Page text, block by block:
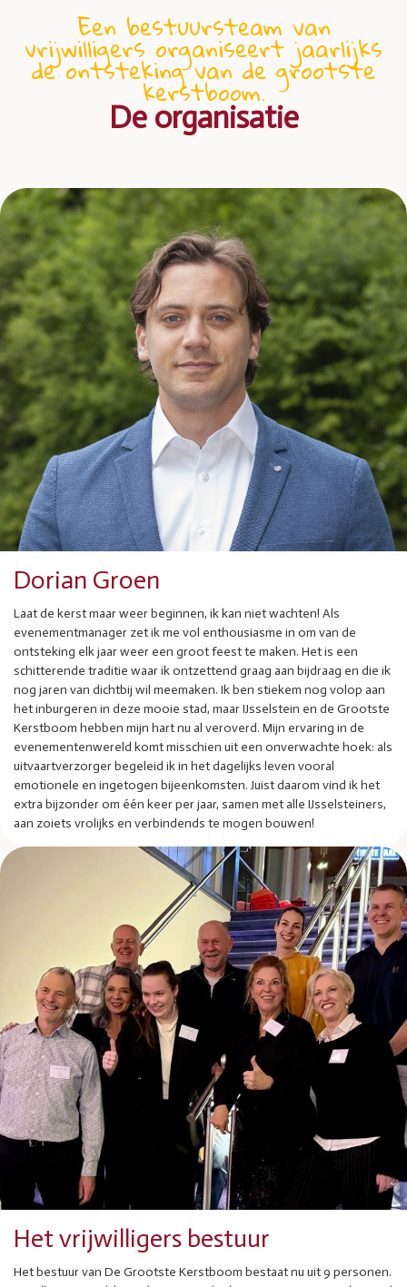
Een bestuursteam van
vrijwilligers organiseert jaarlijks
de ontsteking van de grootste
kerstboom.
De organisatie​
Dorian Groen
Laat de kerst maar weer beginnen, ik kan niet wachten! Als
evenementmanager zet ik me vol enthousiasme in om van de
ontsteking elk jaar weer een groot feest te maken. Het is een
schitterende traditie waar ik ontzettend graag aan bijdraag en die ik
nog jaren van dichtbij wil meemaken. Ik ben stiekem nog volop aan
het inburgeren in deze mooie stad, maar IJsselstein en de Grootste
Kerstboom hebben mijn hart nu al veroverd. Mijn ervaring in de
evenementenwereld komt misschien uit een onverwachte hoek: als
uitvaartverzorger begeleid ik in het dagelijks leven vooral
emotionele en ingetogen bijeenkomsten. Juist daarom vind ik het
extra bijzonder om één keer per jaar, samen met alle IJsselsteiners,
aan zoiets vrolijks en verbindends te mogen bouwen!
Het vrijwilligers bestuur
Het bestuur van De Grootste Kerstboom bestaat nu uit 9 personen.